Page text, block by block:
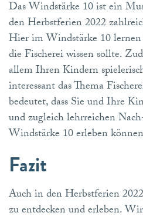
Das Windstärke 10 ist ein
den Herbstferien 2022
Hier im Windstärke 10 lernen
die Fischerei wissen sollte.
allem Ihren Kindern
interessant das Thema
bedeutet, dass Sie und Ihre
und zugleich lehrreichen
Windstärke 10 erleben
Fazit
Auch in den Herbstferien
zu entdecken und erleben.